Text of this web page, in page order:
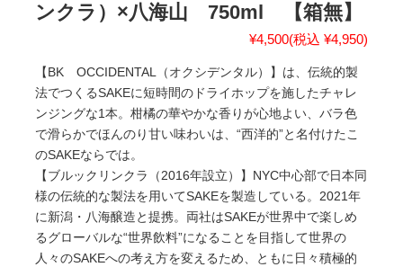
ンクラ）×八海山 750ml 【箱無】
¥4,500(税込 ¥4,950)
【BK OCCIDENTAL（オクシデンタル）】は、伝統的製
法でつくるSAKEに短時間のドライホップを施したチャレ
ンジングな1本。柑橘の華やかな香りが心地よい、バラ色
で滑らかでほんのり甘い味わいは、“西洋的”と名付けたこ
のSAKEならでは。
【ブルックリンクラ（2016年設立）】NYC中心部で日本同
様の伝統的な製法を用いてSAKEを製造している。2021年
に新潟・八海醸造と提携。両社はSAKEが世界中で楽しめ
るグローバルな“世界飲料”になることを目指して世界の
人々のSAKEへの考え方を変えるため、ともに日々積極的